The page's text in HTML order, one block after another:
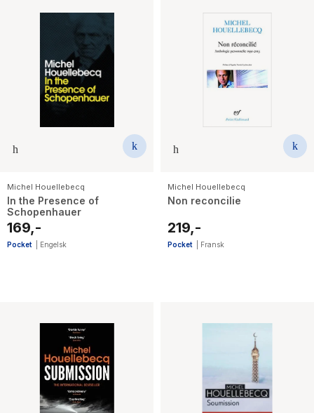
Michel Houellebecq
In the Presence of
Schopenhauer
169,-
Pocket Engelsk
Michel Houellebecq
Non reconcilie
219,-
Pocket Fransk